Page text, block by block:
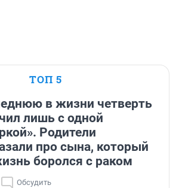
ТОП 5
в жизни четверть
лишь с одной
Родители
про сына, который
боролся с раком
Обсудить